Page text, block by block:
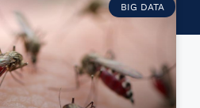
BIG DATA